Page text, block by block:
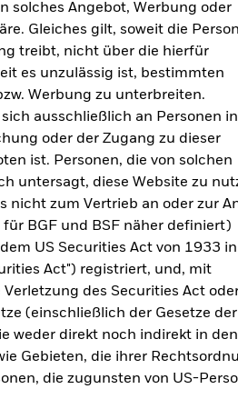
UMFRAGE ZUR ALTERSVORSORGE 2025
Realitätscheck
steht es um Ihre
Zu den Ergebnissen
solches Angebot, Werbung oder
Gleiches gilt, soweit die
treibt, nicht über die hierfür
es unzulässig ist, bestimmten
Werbung zu unterbreiten.
ausschließlich an Personen in
oder der Zugang zu dieser
ist. Personen, die von solchen
untersagt, diese Website zu
nicht zum Vertrieb an oder zur
BGF und BSF näher definiert)
US Securities Act von 1933 in
Act") registriert, und, mit
des Securities Act
(einschließlich der Gesetze der
weder direkt noch indirekt in den
Gebieten, die ihrer
die zugunsten von US-